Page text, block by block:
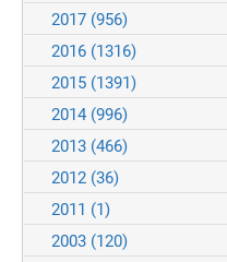
2017 (956)
2016 (1316)
2015 (1391)
2014 (996)
2013 (466)
2012 (36)
2011 (1)
2003 (120)